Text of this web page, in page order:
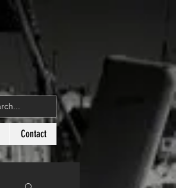
Contact